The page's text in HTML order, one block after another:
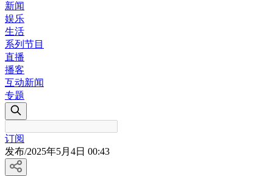
新闻
娱乐
生活
系列节目
直播
播客
互动新闻
专题
订阅
发布/2025年5月4日 00:43